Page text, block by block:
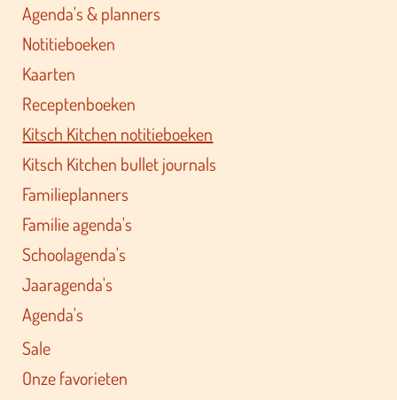
Agenda's & planners
Notitieboeken
Kaarten
Receptenboeken
Kitsch Kitchen notitieboeken
Kitsch Kitchen bullet journals
Familieplanners
Familie agenda's
Schoolagenda's
Jaaragenda's
Agenda's
Sale
Onze favorieten